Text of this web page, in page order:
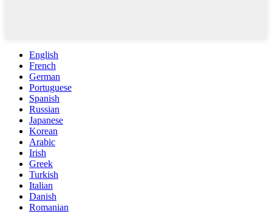
English
French
German
Portuguese
Spanish
Russian
Japanese
Korean
Arabic
Irish
Greek
Turkish
Italian
Danish
Romanian